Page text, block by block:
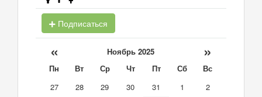
Подписаться
« Ноябрь 2025 »
Пн Вт Ср Чт Пт Сб
Вс
27
28 29 30 31 1
2